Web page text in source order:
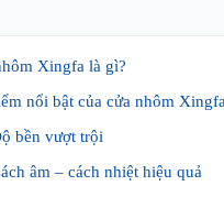
Xingfa là gì?
nổi bật của cửa nhôm
bền vượt trội
âm – cách nhiệt hiệu quả